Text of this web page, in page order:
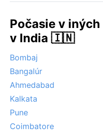
Počasie v
v India 🇮🇳
Bombaj
Bangalúr
Ahmedabad
Kalkata
Pune
Coimbatore